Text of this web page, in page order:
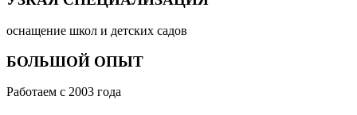
оснащение школ и детских садов
БОЛЬШОЙ ОПЫТ
Работаем с 2003 года